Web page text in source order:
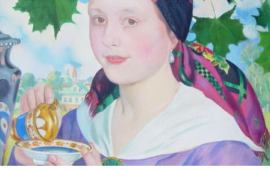
Как создавался вирусный инстаграм с
осьминогом в маршрутке и киберкальмаром
над Финляндским вокзалом